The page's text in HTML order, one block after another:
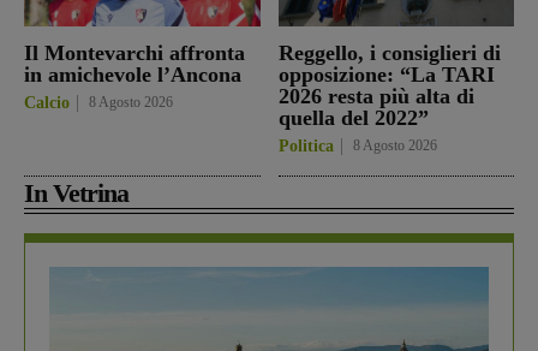
Il Montevarchi affronta
in amichevole l’Ancona
Calcio 8 Agosto 2026
Reggello, i consiglieri di
opposizione: “La TARI
2026 resta più alta di
quella del 2022”
Politica 8 Agosto 2026
In Vetrina